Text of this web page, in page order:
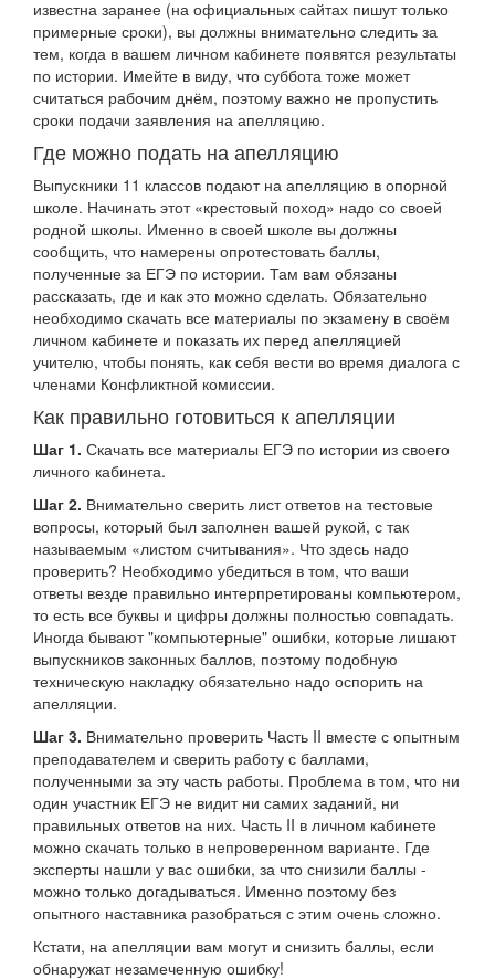
известна заранее (на официальных сайтах пишут только
примерные сроки), вы должны внимательно следить за
тем, когда в вашем личном кабинете появятся результаты
по истории. Имейте в виду, что суббота тоже может
считаться рабочим днём, поэтому важно не пропустить
сроки подачи заявления на апелляцию.
Где можно подать на апелляцию
Выпускники 11 классов подают на апелляцию в опорной
школе. Начинать этот «крестовый поход» надо со своей
родной школы. Именно в своей школе вы должны
сообщить, что намерены опротестовать баллы,
полученные за ЕГЭ по истории. Там вам обязаны
рассказать, где и как это можно сделать. Обязательно
необходимо скачать все материалы по экзамену в своём
личном кабинете и показать их перед апелляцией
учителю, чтобы понять, как себя вести во время диалога с
членами Конфликтной комиссии.
Как правильно готовиться к апелляции
Шаг 1. Скачать все материалы ЕГЭ по истории из своего
личного кабинета.
Шаг 2. Внимательно сверить лист ответов на тестовые
вопросы, который был заполнен вашей рукой, с так
называемым «листом считывания». Что здесь надо
проверить? Необходимо убедиться в том, что ваши
ответы везде правильно интерпретированы компьютером,
то есть все буквы и цифры должны полностью совпадать.
Иногда бывают "компьютерные" ошибки, которые лишают
выпускников законных баллов, поэтому подобную
техническую накладку обязательно надо оспорить на
апелляции.
Шаг 3. Внимательно проверить Часть II вместе с опытным
преподавателем и сверить работу с баллами,
полученными за эту часть работы. Проблема в том, что ни
один участник ЕГЭ не видит ни самих заданий, ни
правильных ответов на них. Часть II в личном кабинете
можно скачать только в непроверенном варианте. Где
эксперты нашли у вас ошибки, за что снизили баллы -
можно только догадываться. Именно поэтому без
опытного наставника разобраться с этим очень сложно.
Кстати, на апелляции вам могут и снизить баллы, если
обнаружат незамеченную ошибку!